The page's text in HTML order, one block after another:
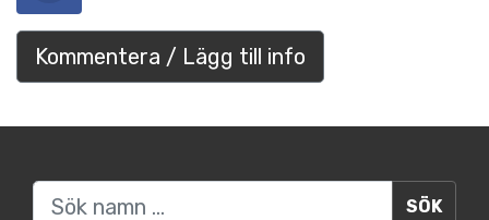
Kommentera / Lägg till info
Sök